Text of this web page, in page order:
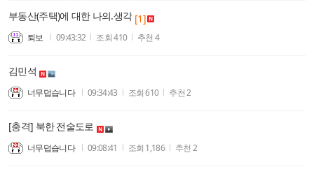
부동산(주택)에 대한 나의.생각 [1]
퇴보 09:43:32 조회410 추천 4
김민석
너무덥습니다 09:34:43 조회610 추천2
[충격] 북한 전술도로
너무덥습니다 09:08:41 조회 1,186 추천 2